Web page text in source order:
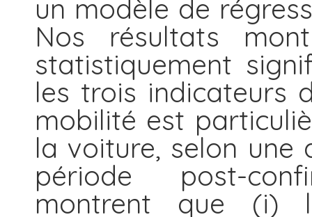
un modèle de
Nos résultats
statistiquement
les trois indicateurs
mobilité est
la voiture, selon une
période post-
montrent que (i)